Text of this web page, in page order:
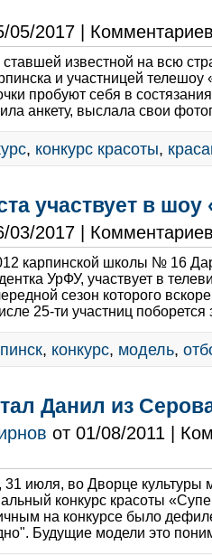
05/2017 |
известной на всю
и участницей телешоу
пробуют себя в
анкету, выслала свои
, конкурс красоты,
участвует в шоу
03/2017 |
карпинской школы № 16
УрФУ, участвует в
сезон которого
25-ти участниц поборется
, конкурс, модель,
Данил из
от 01/08/2011 |
31 июля, во Дворце культуры
конкурс красоты
на конкурсе было
Будущие модели это